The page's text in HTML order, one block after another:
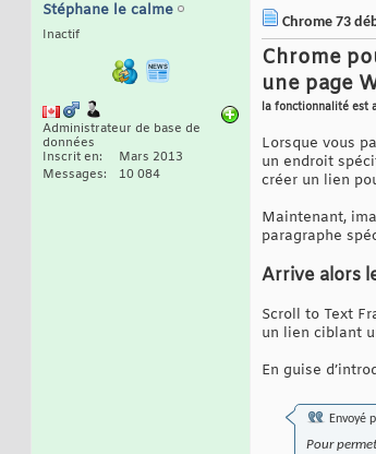
Stéphane le calme
Inactif
Administrateur de base de
données
Inscrit en
Mars 2013
Messages
10 084
Chrome 73
Chrome
une page
la fonctionnalité est
Lorsque vous
un endroit
créer un lien
Maintenant,
paragraphe
Arrive alors
Scroll to Text
un lien ciblant
En guise
Envoyé
Pour